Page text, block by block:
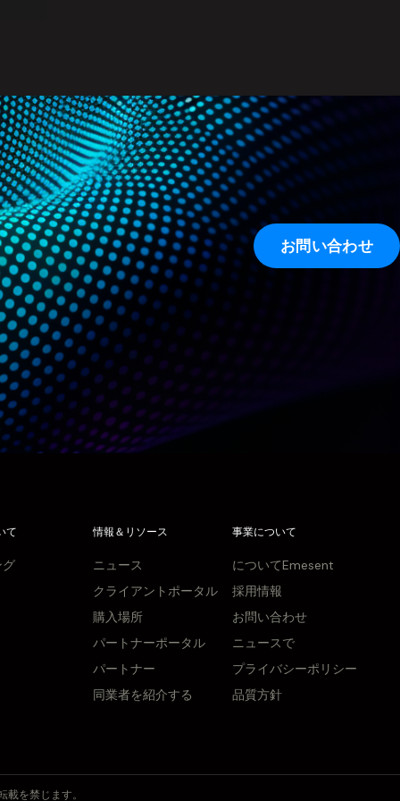
お問い合わせ
て
グ
情報＆リソース
ニュース
クライアントポータル
購入場所
パートナーポータル
パートナー
同業者を紹介する
事業について
についてEmesent
採用情報
お問い合わせ
ニュースで
プライバシーポリシー
品質方針
を禁じます。